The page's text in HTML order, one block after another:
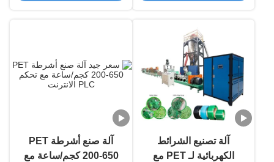
آلة تصنيع الشرائط
الكهربائية لـ PET مع
آلة صنع أشرطة PET
200-650 كجم/ساعة مع